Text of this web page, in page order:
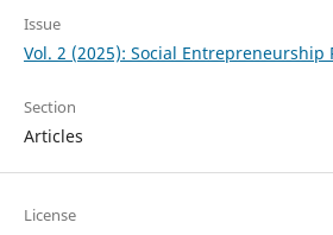
Issue
Vol. 2 (2025): Social Entrepreneurship
Section
Articles
License